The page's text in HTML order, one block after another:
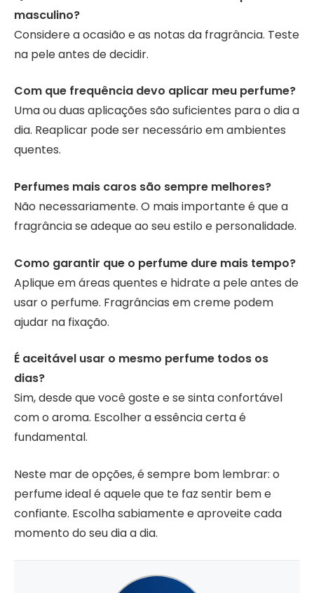
masculino?
Considere a ocasião e as notas da fragrância. Teste
na pele antes de decidir.
Com que frequência devo aplicar meu perfume?
Uma ou duas aplicações são suficientes para o dia a
dia. Reaplicar pode ser necessário em ambientes
quentes.
Perfumes mais caros são sempre melhores?
Não necessariamente. O mais importante é que a
fragrância se adeque ao seu estilo e personalidade.
Como garantir que o perfume dure mais tempo?
Aplique em áreas quentes e hidrate a pele antes de
usar o perfume. Fragrâncias em creme podem
ajudar na fixação.
É aceitável usar o mesmo perfume todos os
dias?
Sim, desde que você goste e se sinta confortável
com o aroma. Escolher a essência certa é
fundamental.
Neste mar de opções, é sempre bom lembrar: o
perfume ideal é aquele que te faz sentir bem e
confiante. Escolha sabiamente e aproveite cada
momento do seu dia a dia.